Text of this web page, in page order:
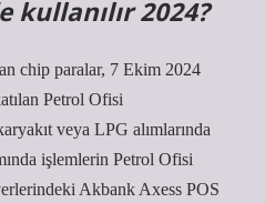
kullanılır 2024?
chip paralar, 7 Ekim 2024
Petrol Ofisi
veya LPG alımlarında
işlemlerin Petrol Ofisi
Akbank Axess POS